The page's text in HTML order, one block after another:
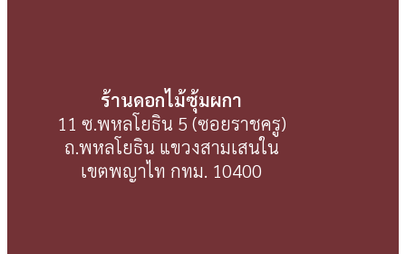
ร้านดอกไม้ซุ้มผกา
11 ซ.พหลโยธิน 5 (ซอยราชครู)
ถ.พหลโยธิน แขวงสามเสนใน
เขตพญาไท กทม. 10400